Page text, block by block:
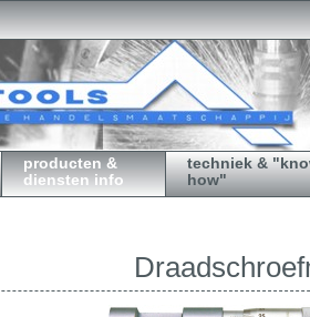
producten &
diensten info
techniek &
how"